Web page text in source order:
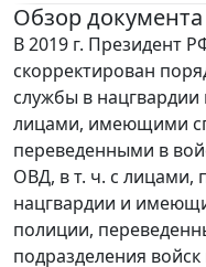
Обзор документа
В 2019 г. Президент
скорректирован
службы в нацгвардии
лицами, имеющими
переведенными в
ОВД, в т. ч. с лицами,
нацгвардии и
полиции,
подразделения